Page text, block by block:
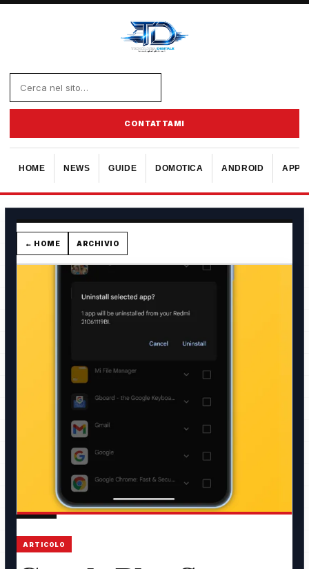
CONTATTAMI
HOME NEWS GUIDE DOMOTICA ANDROID
← HOME ARCHIVIO
ARTICOLO